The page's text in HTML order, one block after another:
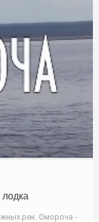
рек. Омороча -